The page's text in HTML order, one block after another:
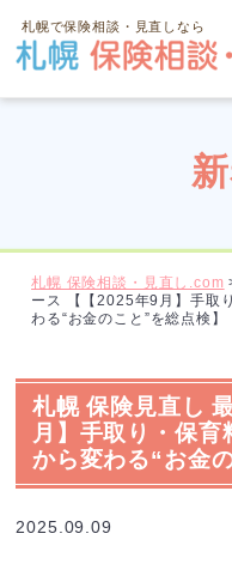
札幌で保険相談・見直しなら
札幌 保険相談・見直し.com
ース 【【2025年9月】手取
わる“お金のこと”を総点検】
札幌 保険見直し
月】手取り・保育
から変わる“お金
2025.09.09